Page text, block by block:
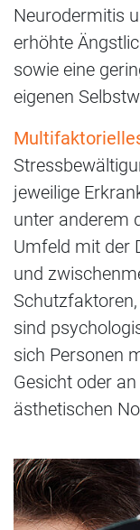
Neurodermitis
erhöhte
sowie eine
eigenen
jeweilige
unter anderem
Umfeld mit der
und
sind
sich Personen
Gesicht oder
ästhetischen